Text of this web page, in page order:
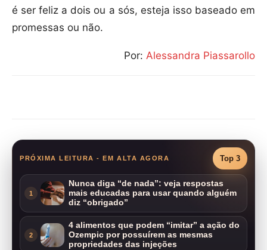
é ser feliz a dois ou a sós, esteja isso baseado em
promessas ou não.
Por: Alessandra Piassarollo
PRÓXIMA LEITURA - EM ALTA AGORA Top 3
1
Nunca diga “de nada”: veja respostas
mais educadas para usar quando alguém
diz “obrigado”
2
4 alimentos que podem “imitar” a ação do
Ozempic por possuírem as mesmas
propriedades das injeções